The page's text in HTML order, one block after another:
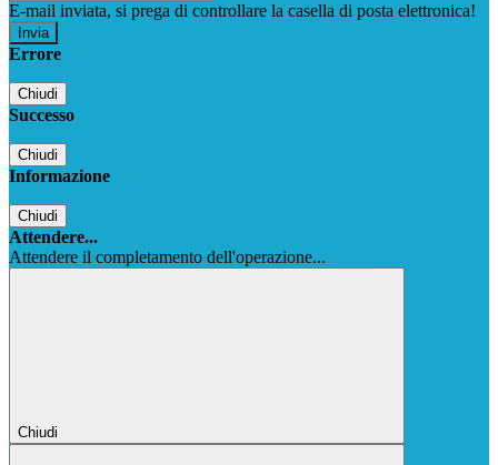
E-mail inviata, si prega di controllare la casella di posta elettronica!
Errore
Chiudi
Successo
Chiudi
Informazione
Chiudi
Attendere...
Attendere il completamento dell'operazione...
Chiudi